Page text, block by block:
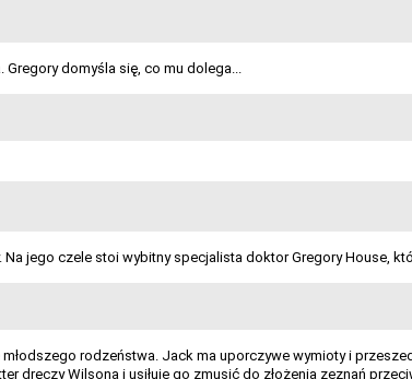
domyśla się, co mu dolega...
jego czele stoi wybitny specjalista doktor Gregory House,
rodzeństwa. Jack ma uporczywe wymioty i
dręczy Wilsona i usiłuje go zmusić do złożenia zeznań